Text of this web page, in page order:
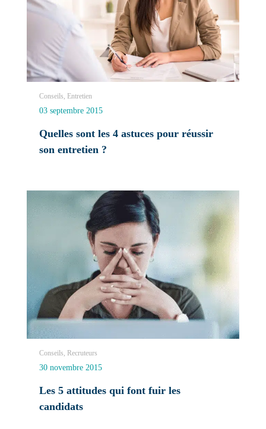
Conseils, Entretien
03 septembre 2015
Quelles sont les 4 astuces pour réussir
son entretien ?
Conseils, Recruteurs
30 novembre 2015
Les 5 attitudes qui font fuir les
candidats